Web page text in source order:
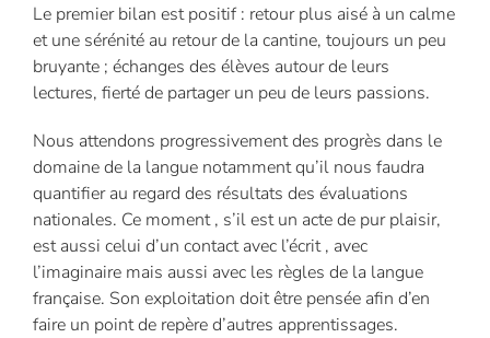
Le premier bilan est positif : retour plus aisé à un calme
et une sérénité au retour de la cantine, toujours un peu
bruyante ; échanges des élèves autour de leurs
lectures, fierté de partager un peu de leurs passions.
Nous attendons progressivement des progrès dans le
domaine de la langue notamment qu’il nous faudra
quantifier au regard des résultats des évaluations
nationales. Ce moment , s’il est un acte de pur plaisir,
est aussi celui d’un contact avec l’écrit , avec
l’imaginaire mais aussi avec les règles de la langue
française. Son exploitation doit être pensée afin d’en
faire un point de repère d’autres apprentissages.